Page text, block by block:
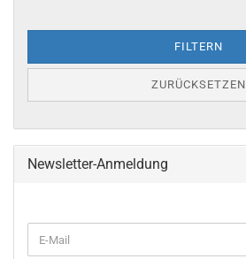
FILTERN
ZURÜCKSETZEN
Newsletter-Anmeldung